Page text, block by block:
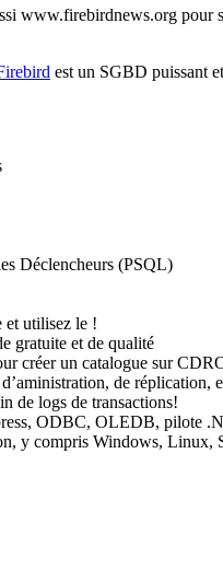
www.firebirdnews.org pour
est un SGBD puissant
Déclencheurs (PSQL)
et utilisez le !
gratuite et de qualité
créer un catalogue sur
de réplication,
de logs de transactions!
ODBC, OLEDB, pilote
y compris Windows, Linux,